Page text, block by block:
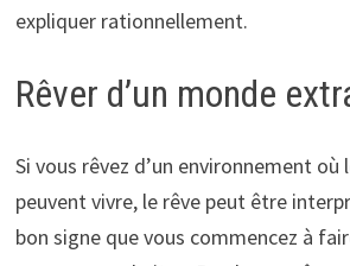
expliquer rationnellement.
Rêver d’un monde
Si vous rêvez d’un environnement
peuvent vivre, le rêve peut être
bon signe que vous commencez à